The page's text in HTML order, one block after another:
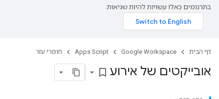
בתרגומים כאלו עשויות להיות שגיאות.
דף הבית Google Workspace
Apps Script חומרי עזר
אובייקטים של אירוע bookmark_border